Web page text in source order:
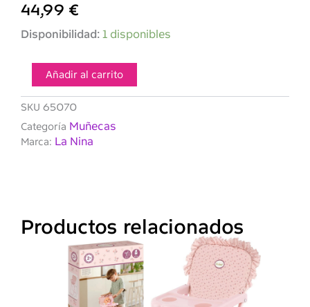
44,99 €
Disponibilidad: 1 disponibles
LA
bandeja
Violeta
cantidad
Añadir al carrito
SKU 65070
Categoría Muñecas
Marca: La Nina
Productos relacionados